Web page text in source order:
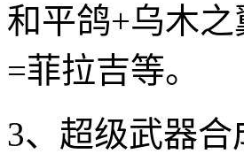
和平鸽+乌木
=菲拉吉等。
3、超级武器合